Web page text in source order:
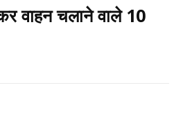
वाहन चलाने वाले 10